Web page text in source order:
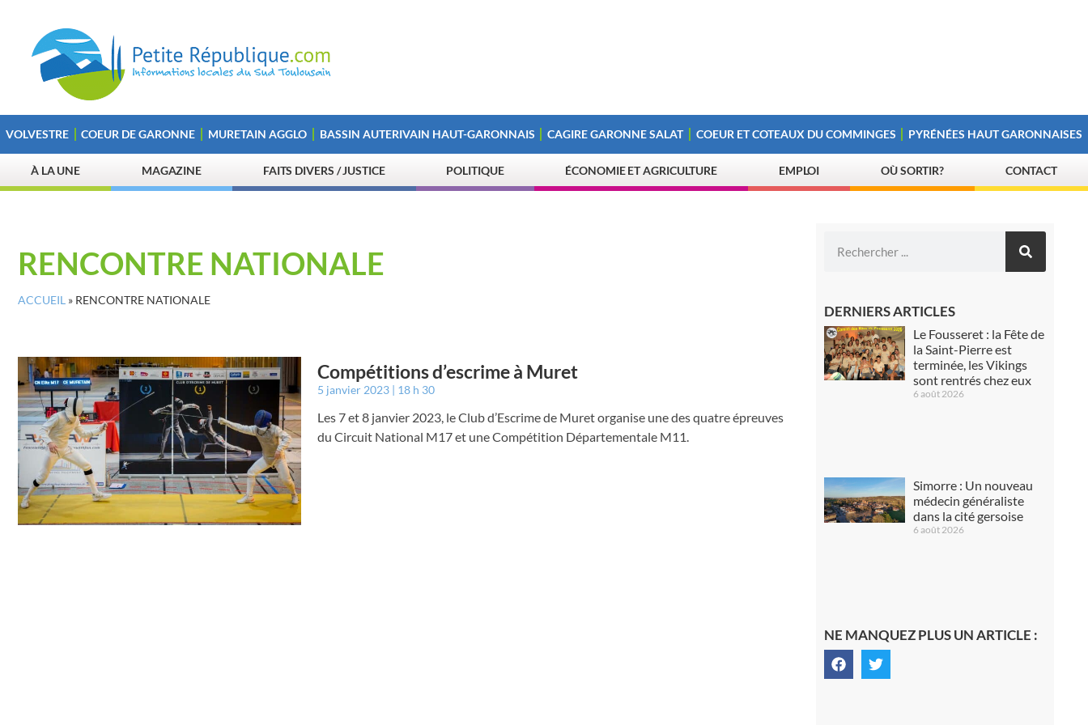
VOLVESTRE COEUR DE GARONNE MURETAIN AGGLO BASSIN AUTERIVAIN HAUT-GARONNAIS CAGIRE GARONNE SALAT COEUR ET COTEAUX DU COMMINGES PYRÉNÉES HAUT GARONNAISES
À LA UNE MAGAZINE FAITS DIVERS / JUSTICE POLITIQUE ÉCONOMIE ET AGRICULTURE EMPLOI OÙ SORTIR? CONTACT
RENCONTRE NATIONALE
ACCUEIL » RENCONTRE NATIONALE
Compétitions d’escrime à Muret
5 janvier 2023 18 h 30
Les 7 et 8 janvier 2023, le Club d’Escrime de Muret organise une des quatre épreuves
du Circuit National M17 et une Compétition Départementale M11.
DERNIERS ARTICLES
Le Fousseret : la Fête de
la Saint-Pierre est
terminée, les Vikings
sont rentrés chez eux
6 août 2026
Simorre : Un nouveau
médecin généraliste
dans la cité gersoise
6 août 2026
NE MANQUEZ PLUS UN ARTICLE :